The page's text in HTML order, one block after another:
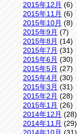
2015年12月 (6)
2015年11月 (6)
2015年10月 (8)
2015年9月 (7)
2015年8月 (14)
2015年7月 (31)
2015年6月 (30)
2015年5月 (27)
2015年4月 (30)
2015年3月 (31)
2015年2月 (28)
2015年1月 (26)
2014年12月 (28)
2014年11月 (29)